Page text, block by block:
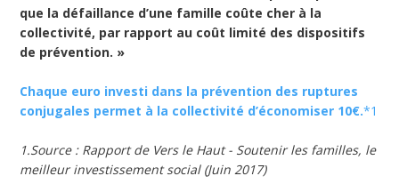
que la défaillance d’une famille coûte cher à la
collectivité, par rapport au coût limité des dispositifs
de prévention. »
Chaque euro investi dans la prévention des ruptures
conjugales permet à la collectivité d’économiser 10€.*1
1.Source : Rapport de Vers le Haut - Soutenir les familles, le
meilleur investissement social (Juin 2017)